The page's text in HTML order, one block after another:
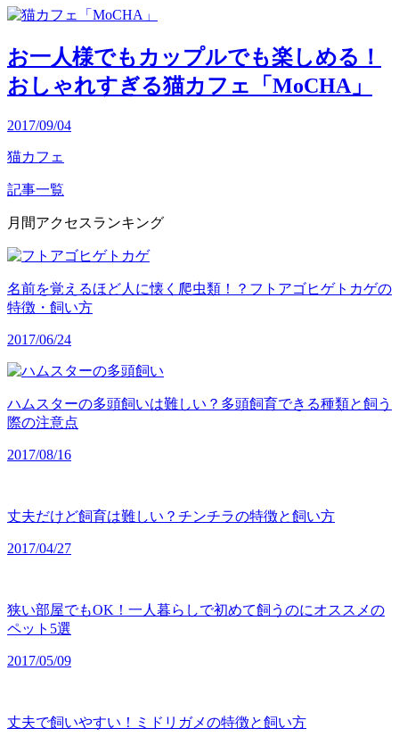
お一人様でもカップルでも楽しめる！
おしゃれすぎる猫カフェ「MoCHA」
2017/09/04
猫カフェ
記事一覧
月間アクセスランキング
名前を覚えるほど人に懐く爬虫類！？フトアゴヒゲトカゲの
特徴・飼い方
2017/06/24
ハムスターの多頭飼いは難しい？多頭飼育できる種類と飼う
際の注意点
2017/08/16
丈夫だけど飼育は難しい？チンチラの特徴と飼い方
2017/04/27
狭い部屋でもOK！一人暮らしで初めて飼うのにオススメの
ペット5選
2017/05/09
丈夫で飼いやすい！ミドリガメの特徴と飼い方